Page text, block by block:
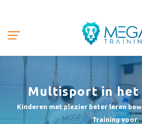
Multisport in het
Kinderen met plezier beter leren
Training voor.